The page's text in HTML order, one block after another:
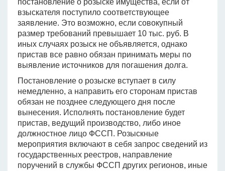
постановление о розыске имущества, если от
взыскателя поступило соответствующее
заявление. Это возможно, если совокупный
размер требований превышает 10 тыс. руб. В
иных случаях розыск не объявляется, однако
пристав все равно обязан принимать меры по
выявление источников для погашения долга.
Постановление о розыске вступает в силу
немедленно, а направить его сторонам пристав
обязан не позднее следующего дня после
вынесения. Исполнять постановление будет
пристав, ведущий производство, либо иное
должностное лицо ФССП. Розыскные
мероприятия включают в себя запрос сведений из
государственных реестров, направление
поручений в службы ФССП других регионов, иные